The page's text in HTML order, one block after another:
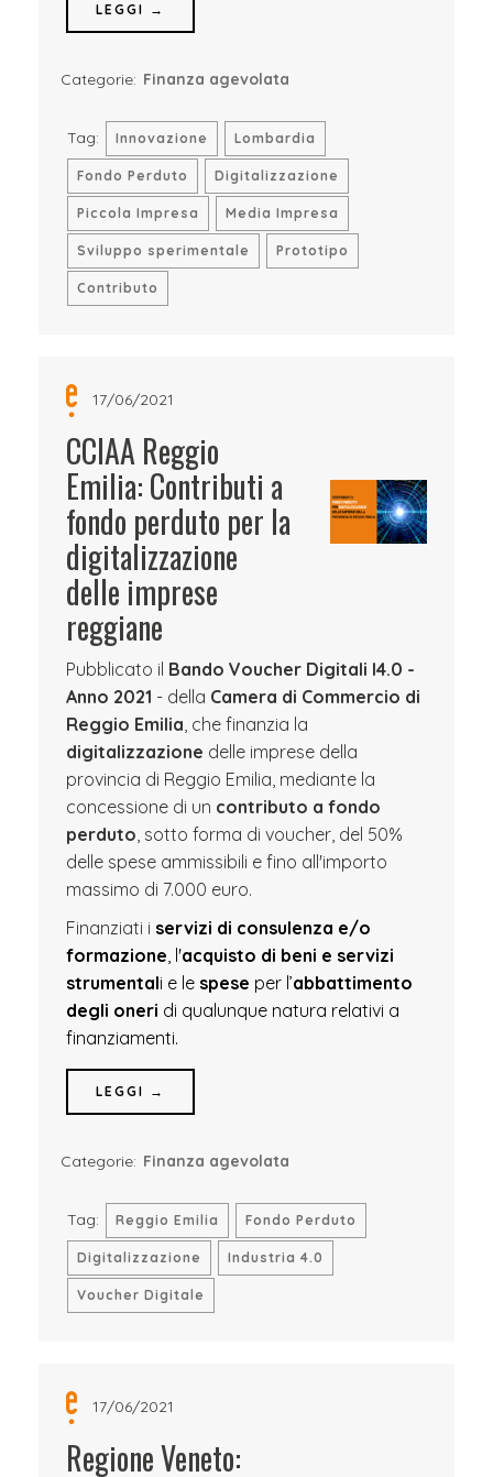
LEGGI →
Categorie: Finanza agevolata
Tag: Innovazione Lombardia
Fondo Perduto Digitalizzazione
Piccola Impresa Media Impresa
Sviluppo sperimentale Prototipo
Contributo
17/06/2021
CCIAA Reggio
Emilia: Contributi a
fondo perduto per la
digitalizzazione
delle imprese
reggiane
Pubblicato il Bando Voucher Digitali I4.0 -
Anno 2021 - della Camera di Commercio di
Reggio Emilia, che finanzia la
digitalizzazione delle imprese della
provincia di Reggio Emilia, mediante la
concessione di un contributo a fondo
perduto, sotto forma di voucher, del 50%
delle spese ammissibili e fino all'importo
massimo di 7.000 euro.
Finanziati i servizi di consulenza e/o
formazione, l'acquisto di beni e servizi
strumentali e le spese per l’abbattimento
degli oneri di qualunque natura relativi a
finanziamenti.
LEGGI →
Categorie: Finanza agevolata
Tag: Reggio Emilia Fondo Perduto
Digitalizzazione Industria 4.0
Voucher Digitale
17/06/2021
Regione Veneto: